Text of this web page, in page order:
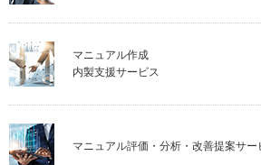
マニュアル作成
内製支援サービス
マニュアル評価・分析・改善提案サー